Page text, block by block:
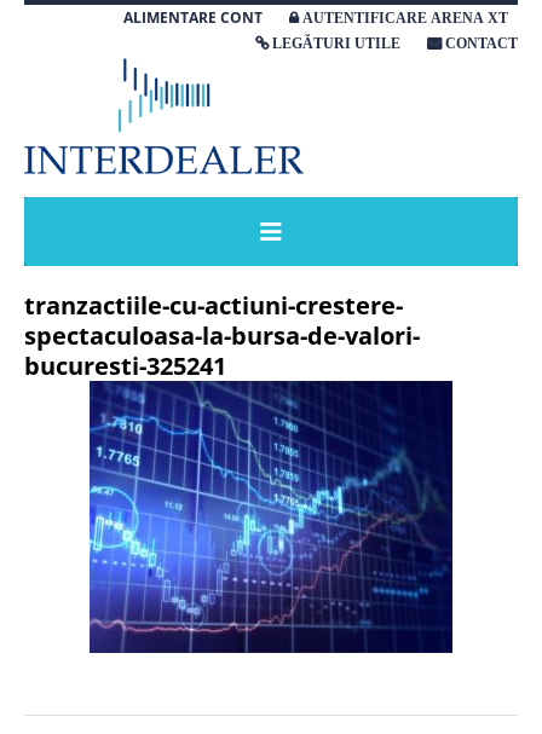
ALIMENTARE CONT
AUTENTIFICARE ARENA XT
LEGĂTURI UTILE
CONTACT
tranzactiile-cu-actiuni-crestere-
spectaculoasa-la-bursa-de-valori-
bucuresti-325241